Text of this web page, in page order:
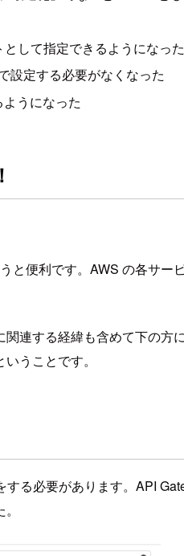
して指定できるようになった
設定する必要がなくなった
うになった
と便利です。AWS の各サー
連する経緯も含めて下の
うことです。
る必要があります。API